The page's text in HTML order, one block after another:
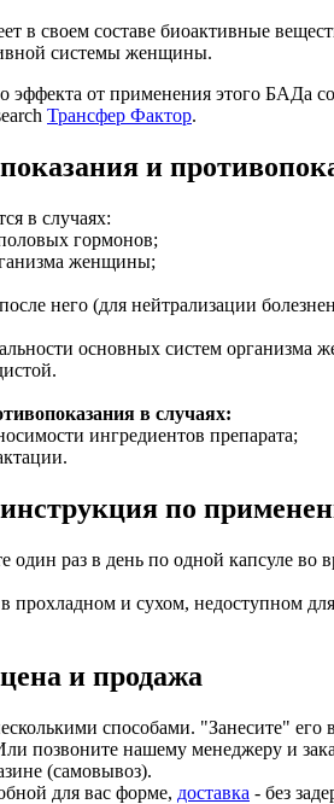
в своем составе биоактивные
системы женщины.
эффекта от применения этого БАДа
Трансфер Фактор.
и
в случаях:
гормонов;
женщины;
него (для нейтрализации
основных систем организма
в случаях:
ингредиентов препарата;
по
один раз в день по одной капсуле во
прохладном и сухом, недоступном
и продажа
способами. "Занесите" его
позвоните нашему менеджеру и
(самовывоз).
для вас форме, доставка - без